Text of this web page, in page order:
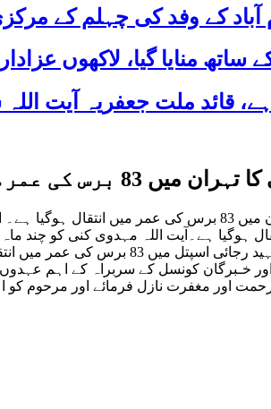
آباد کے وفد کی چہلم کے
انتقال ہوگيا
جعفریہ پریس- اسلامی جمہوریہ ایران کے ممتاز عالم دین اور خـبرگان کونسل کے سربراہ حضرت آیت اللہ
کونسل کے سربراہ آیت اللہ مہدوی کنی کا تہران میں 83 برس کی عمر میں انتقال ہوگيا
کی پچیسویں سالگرہ کے موقع پر دل کا دورہ پڑا تھا اور انھیں اس وقت علاج کے لئے
خـبرگان کونسل کے سربراہ کے اہم عہدوں
اور مغفرت نازل فرمائے اور مرحوم کو